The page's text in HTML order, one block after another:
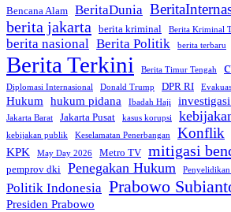
Bencana Alam BeritaDunia
berita jakarta berita kriminal Berita Kriminal
berita nasional Berita Politik berita terbaru
Berita Terkini Berita Timur Tengah
Diplomasi Internasional Donald Trump DPR RI
Hukum hukum pidana Ibadah Haji
Jakarta Barat Jakarta Pusat kasus korupsi
kebijakan publik Keselamatan Penerbangan Konflik
KPK May Day 2026 Metro TV mitigasi
pemprov dki Penegakan Hukum
Politik Indonesia Prabowo
Presiden Prabowo